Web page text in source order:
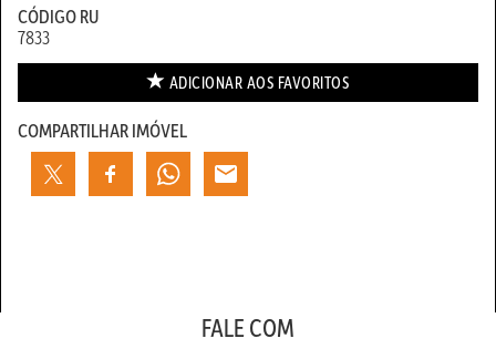
CÓDIGO RU
7833
ADICIONAR AOS FAVORITOS
COMPARTILHAR IMÓVEL
FALE COM